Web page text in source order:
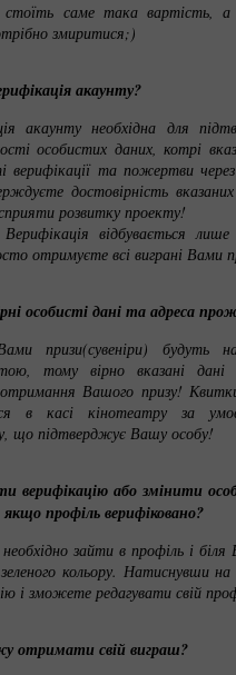
саме така вартість,
змиритися;)
акаунту?
акаунту необхідна для
особистих даних, котрі
верифікації та пожертви
достовірність
розвитку проекту!
відбувається
отримуєте всі виграні Вами
особисті дані та адреса
призи(сувеніри) будуть
тому вірно вказані
отримання Вашого призу!
в касі кінотеатру за
що підтверджує Вашу особу!
верифікацію або змінити
якщо профіль верифіковано?
зайти в профіль і біля
кольору. Натиснувши
і зможете редагувати свій
отримати свій виграш?